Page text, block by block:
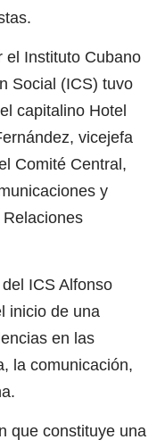
Instituto Cubano
Social (ICS) tuvo
capitalino Hotel
vicejefa
Comité Central,
y
ICS Alfonso
inicio de una
en las
la comunicación,
que constituye una